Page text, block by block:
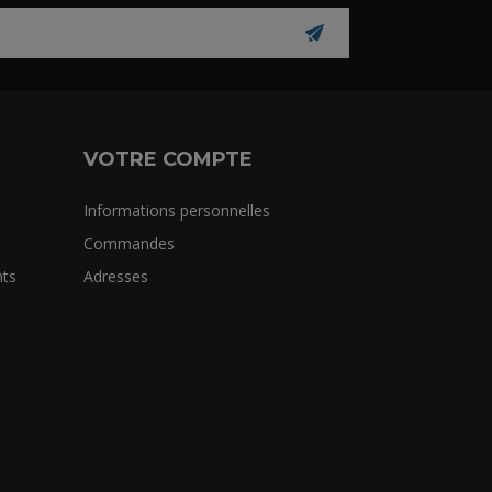
VOTRE COMPTE
Informations personnelles
Commandes
Adresses